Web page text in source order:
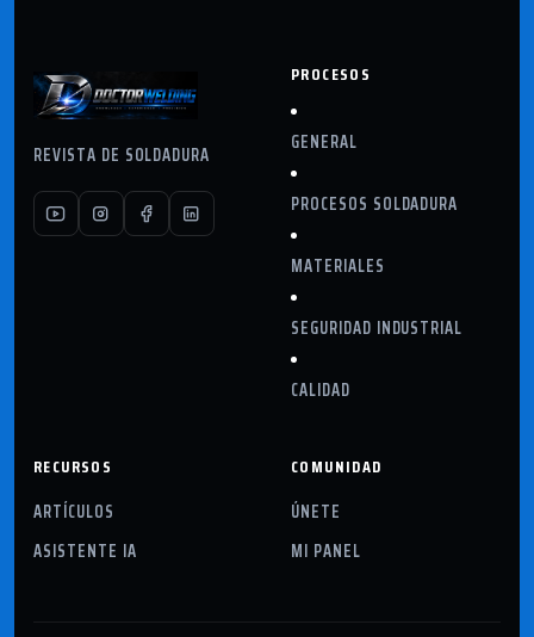
REVISTA DE SOLDADURA
PROCESOS
GENERAL
PROCESOS SOLDADURA
MATERIALES
SEGURIDAD INDUSTRIAL
CALIDAD
RECURSOS
ARTÍCULOS
ASISTENTE IA
COMUNIDAD
ÚNETE
MI PANEL